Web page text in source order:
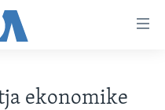
ekonomike